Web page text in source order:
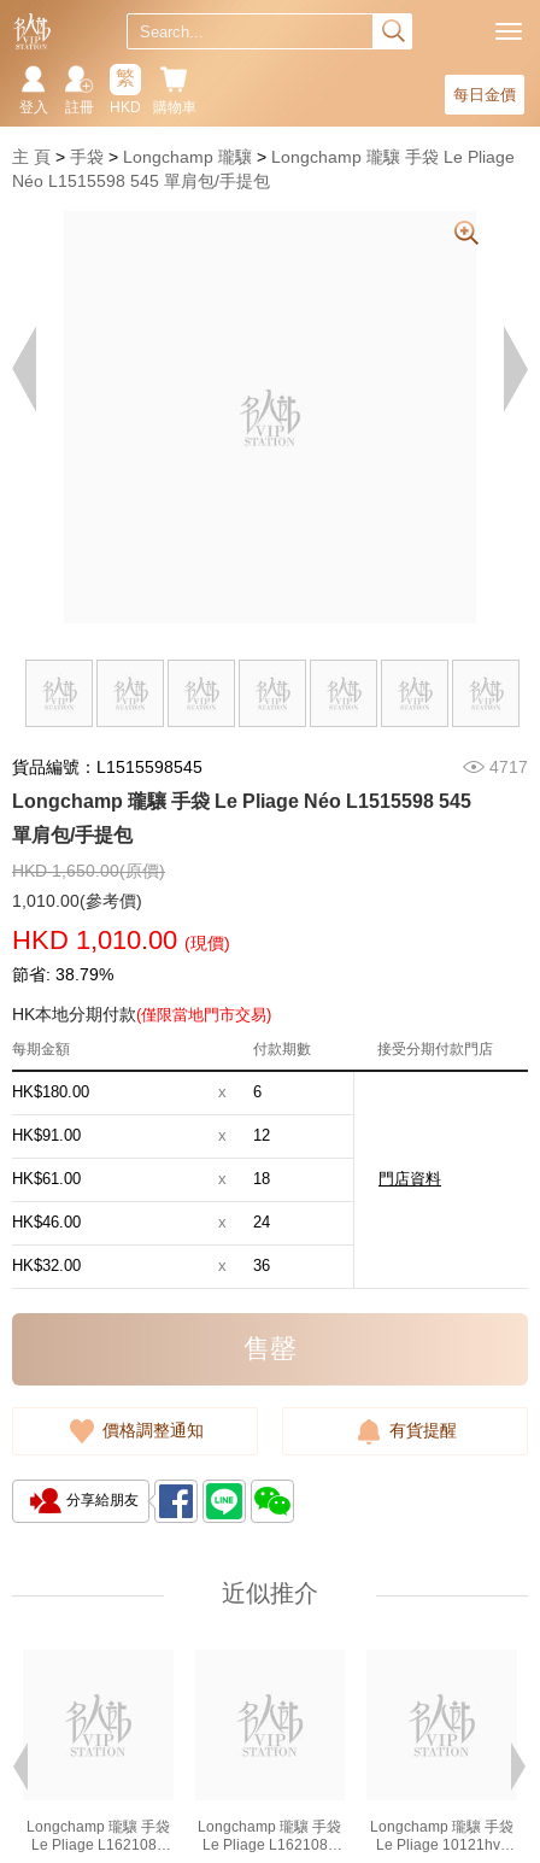
每日金價
購物車
繁
HKD
註冊
登入
主 頁 手袋 Longchamp 瓏驤
Longchamp 瓏驤 手袋 Le Pliage
Néo L1515598 545 單肩包/手提包
貨品編號：L1515598545 4717
Longchamp 瓏驤 手袋 Le Pliage Néo L1515598 545
單肩包/手提包
HKD 1,650.00(原價)
1,010.00(參考價)
HKD 1,010.00 (現價)
節省: 38.79%
HK本地分期付款(僅限當地門市交易)
每期金額 付款期數 接受分期付款門店
HK$180.00 x 6
門店資料
HK$91.00 x 12
HK$61.00 x 18
HK$46.00 x 24
HK$32.00 x 36
售罄
價格調整通知 有貨提醒
分享給朋友
近似推介
Longchamp 瓏驤 手袋
Le Pliage L1621089
Longchamp 瓏驤 手袋
Le Pliage L1621089
Longchamp 瓏驤 手袋
Le Pliage 10121hvh